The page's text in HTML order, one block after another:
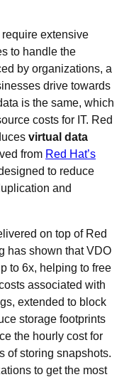
extensive
to handle the
by organizations, a
drive towards
is the same, which
costs for IT. Red
virtual data
from Red Hat’s
to reduce
and
on top of Red
has shown that VDO
to 6x, helping to free
associated with
extended to block
storage footprints
the hourly cost for
of storing snapshots.
to get the most